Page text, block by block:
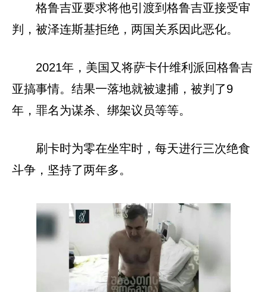
格鲁吉亚要求将他引渡到格鲁吉亚接受审
判，被泽连斯基拒绝，两国关系因此恶化。
2021年，美国又将萨卡什维利派回格鲁吉
亚搞事情。结果一落地就被逮捕，被判了9
年，罪名为谋杀、绑架议员等等。
刷卡时为零在坐牢时，每天进行三次绝食
斗争，坚持了两年多。